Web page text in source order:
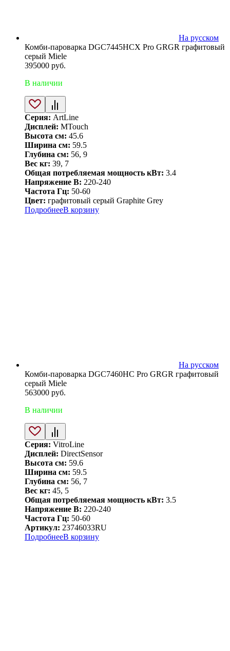
На русском
Комби-пароварка DGC7445HCX Pro GRGR графитовый
серый Miele
395000 руб.
В наличии
Серия: ArtLine
Дисплей: MTouch
Высота см: 45.6
Ширина см: 59.5
Глубина см: 56, 9
Вес кг: 39, 7
Общая потребляемая мощность кВт: 3.4
Напряжение В: 220-240
Частота Гц: 50-60
Цвет: графитовый серый Graphite Grey
ПодробнееВ корзину
На русском
Комби-пароварка DGC7460HC Pro GRGR графитовый
серый Miele
563000 руб.
В наличии
Серия: VitroLine
Дисплей: DirectSensor
Высота см: 59.6
Ширина см: 59.5
Глубина см: 56, 7
Вес кг: 45, 5
Общая потребляемая мощность кВт: 3.5
Напряжение В: 220-240
Частота Гц: 50-60
Артикул: 23746033RU
ПодробнееВ корзину